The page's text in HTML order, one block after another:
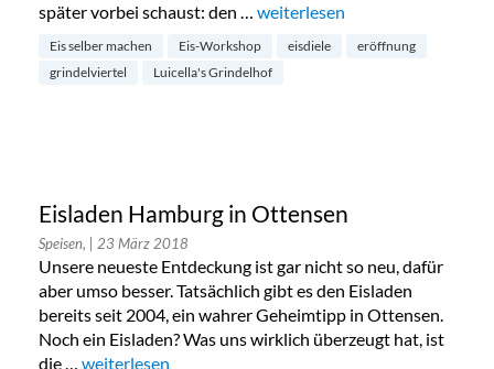
später vorbei schaust: den … „Neueröffnung: Eisdiele
weiterlesen
Eis selber machen Eis-Workshop eisdiele
eröffnung
grindelviertel
Luicella's Grindelhof
Eisladen Hamburg in Ottensen
Speisen, | 23 März 2018
Unsere neueste Entdeckung ist gar nicht so neu, dafür
aber umso besser. Tatsächlich gibt es den Eisladen
bereits seit 2004, ein wahrer Geheimtipp in Ottensen.
Noch ein Eisladen? Was uns wirklich überzeugt hat, ist
die … „Eisladen Hamburg in Ottensen“
weiterlesen